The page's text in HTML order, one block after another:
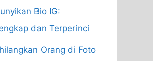
Bio IG:
dan Terperinci
Orang di Foto